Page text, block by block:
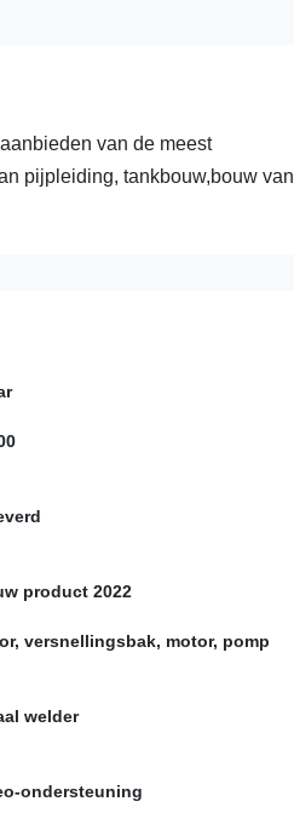
van de meest
pijpleiding, tankbouw,bouw van
product 2022
versnellingsbak, motor, pomp
welder
ondersteuning